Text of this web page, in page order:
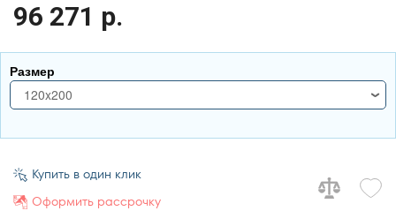
96 271 р.
Размер
120x200
160x200
180x200
Купить в один клик
Оформить рассрочку